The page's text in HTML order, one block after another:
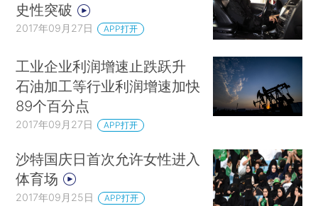
史性突破
2017年09月27日 APP打开
工业企业利润增速止跌跃升
石油加工等行业利润增速加快
89个百分点
2017年09月27日 APP打开
沙特国庆日首次允许女性进入
体育场
2017年09月25日 APP打开